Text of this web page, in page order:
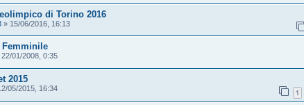
di Torino 2016
» 15/06/2016, 16:13
Femminile
22/01/2008, 0:35
2015
05/2015, 16:34 1